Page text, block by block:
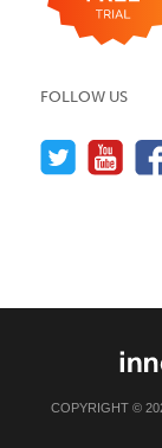
FOLLOW US
COPYRIGHT ©